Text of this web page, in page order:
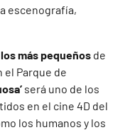
escenografía,
más pequeños de
el Parque de
será uno de los
en el cine 4D del
los humanos y los